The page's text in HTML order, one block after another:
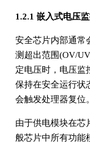
1.2.1 嵌入式电压
安全芯片内部通常
测超出范围(OV/
定电压时，电压监
保持在安全运行状
会触发处理器复位。
由于供电模块在芯
般芯片中所有功能